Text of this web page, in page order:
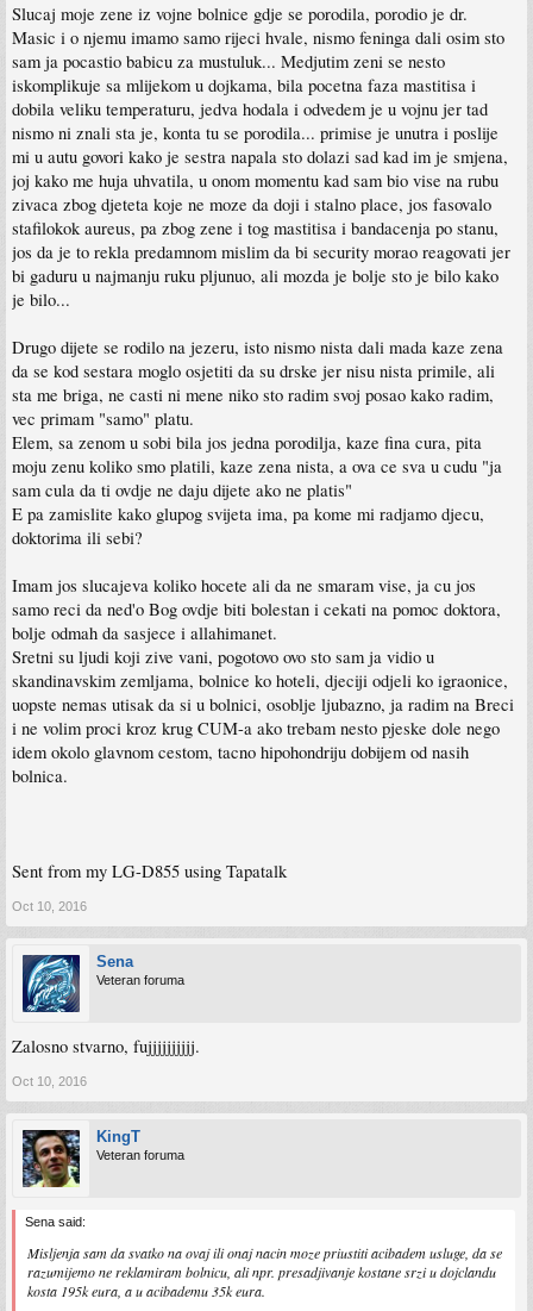
Slucaj moje zene iz vojne bolnice gdje se porodila, porodio je dr.
Masic i o njemu imamo samo rijeci hvale, nismo feninga dali osim sto
sam ja pocastio babicu za mustuluk... Medjutim zeni se nesto
iskomplikuje sa mlijekom u dojkama, bila pocetna faza mastitisa i
dobila veliku temperaturu, jedva hodala i odvedem je u vojnu jer tad
nismo ni znali sta je, konta tu se porodila... primise je unutra i poslije
mi u autu govori kako je sestra napala sto dolazi sad kad im je smjena,
joj kako me huja uhvatila, u onom momentu kad sam bio vise na rubu
zivaca zbog djeteta koje ne moze da doji i stalno place, jos fasovalo
stafilokok aureus, pa zbog zene i tog mastitisa i bandacenja po stanu,
jos da je to rekla predamnom mislim da bi security morao reagovati jer
bi gaduru u najmanju ruku pljunuo, ali mozda je bolje sto je bilo kako
je bilo...
Drugo dijete se rodilo na jezeru, isto nismo nista dali mada kaze zena
da se kod sestara moglo osjetiti da su drske jer nisu nista primile, ali
sta me briga, ne casti ni mene niko sto radim svoj posao kako radim,
vec primam "samo" platu.
Elem, sa zenom u sobi bila jos jedna porodilja, kaze fina cura, pita
moju zenu koliko smo platili, kaze zena nista, a ova ce sva u cudu "ja
sam cula da ti ovdje ne daju dijete ako ne platis"
E pa zamislite kako glupog svijeta ima, pa kome mi radjamo djecu,
doktorima ili sebi?
Imam jos slucajeva koliko hocete ali da ne smaram vise, ja cu jos
samo reci da ned'o Bog ovdje biti bolestan i cekati na pomoc doktora,
bolje odmah da sasjece i allahimanet.
Sretni su ljudi koji zive vani, pogotovo ovo sto sam ja vidio u
skandinavskim zemljama, bolnice ko hoteli, djeciji odjeli ko igraonice,
uopste nemas utisak da si u bolnici, osoblje ljubazno, ja radim na Breci
i ne volim proci kroz krug CUM-a ako trebam nesto pjeske dole nego
idem okolo glavnom cestom, tacno hipohondriju dobijem od nasih
bolnica.
Sent from my LG-D855 using Tapatalk
Oct 10, 2016
Sena
Veteran foruma
Zalosno stvarno, fujjjjjjjjjj.
Oct 10, 2016
KingT
Veteran foruma
Sena said:
Misljenja sam da svatko na ovaj ili onaj nacin moze priustiti acibadem usluge, da se
razumijemo ne reklamiram bolnicu, ali npr. presadjivanje kostane srzi u dojclandu
kosta 195k eura, a u acibademu 35k eura.